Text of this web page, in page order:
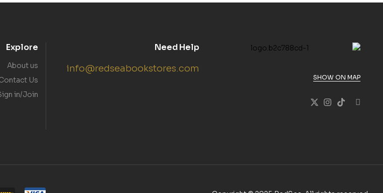
SHOW ON MAP
Need Help
info@redseabookstores.com
Explore
About us
Us
in/Join